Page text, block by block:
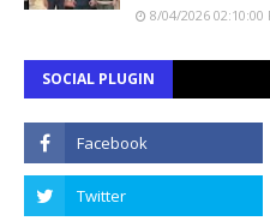
8/04/2026 02:10:00
SOCIAL PLUGIN